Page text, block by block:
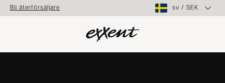
Bli återförsäljare sv / SEK